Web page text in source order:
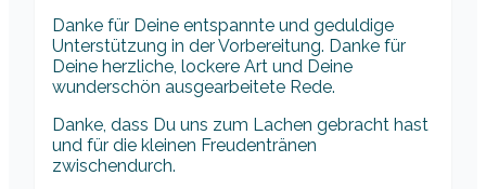
Danke für Deine entspannte und geduldige
Unterstützung in der Vorbereitung. Danke für
Deine herzliche, lockere Art und Deine
wunderschön ausgearbeitete Rede.
Danke, dass Du uns zum Lachen gebracht hast
und für die kleinen Freudentränen
zwischendurch.